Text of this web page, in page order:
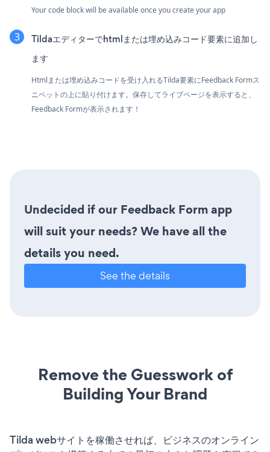
Your code block will be available once you create your app
Tildaエディターでhtmlまたは埋め込みコード要素に追加し
ます
Htmlまたは埋め込みコードを受け入れるTilda要素にFeedback Formス
ニペットの上に貼り付けます。保存してライブページを表示すると、
Feedback Formが表示されます！
Undecided if our Feedback Form app
will suit your needs? We have all the
details you need.
See the details
Remove the Guesswork of
Building Your Brand
Tilda webサイトを稼働させれば、ビジネスのオンライン